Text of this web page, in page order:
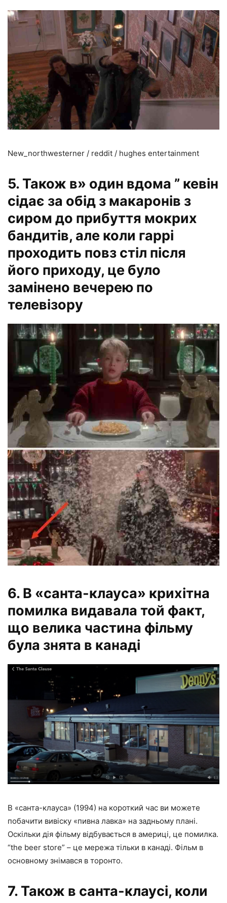
New_northwesterner / reddit / hughes entertainment
5. Також в» один вдома ” кевін
сідає за обід з макаронів з
сиром до прибуття мокрих
бандитів, але коли гаррі
проходить повз стіл після
його приходу, це було
замінено вечерею по
телевізору
6. В «санта-клауса» крихітна
помилка видавала той факт,
що велика частина фільму
була знята в канаді
В «санта-клауса» (1994) на короткий час ви можете
побачити вивіску «пивна лавка» на задньому плані.
Оскільки дія фільму відбувається в америці, це помилка.
“the beer store” – це мережа тільки в канаді. Фільм в
основному знімався в торонто.
7. Також в санта-клаусі, коли